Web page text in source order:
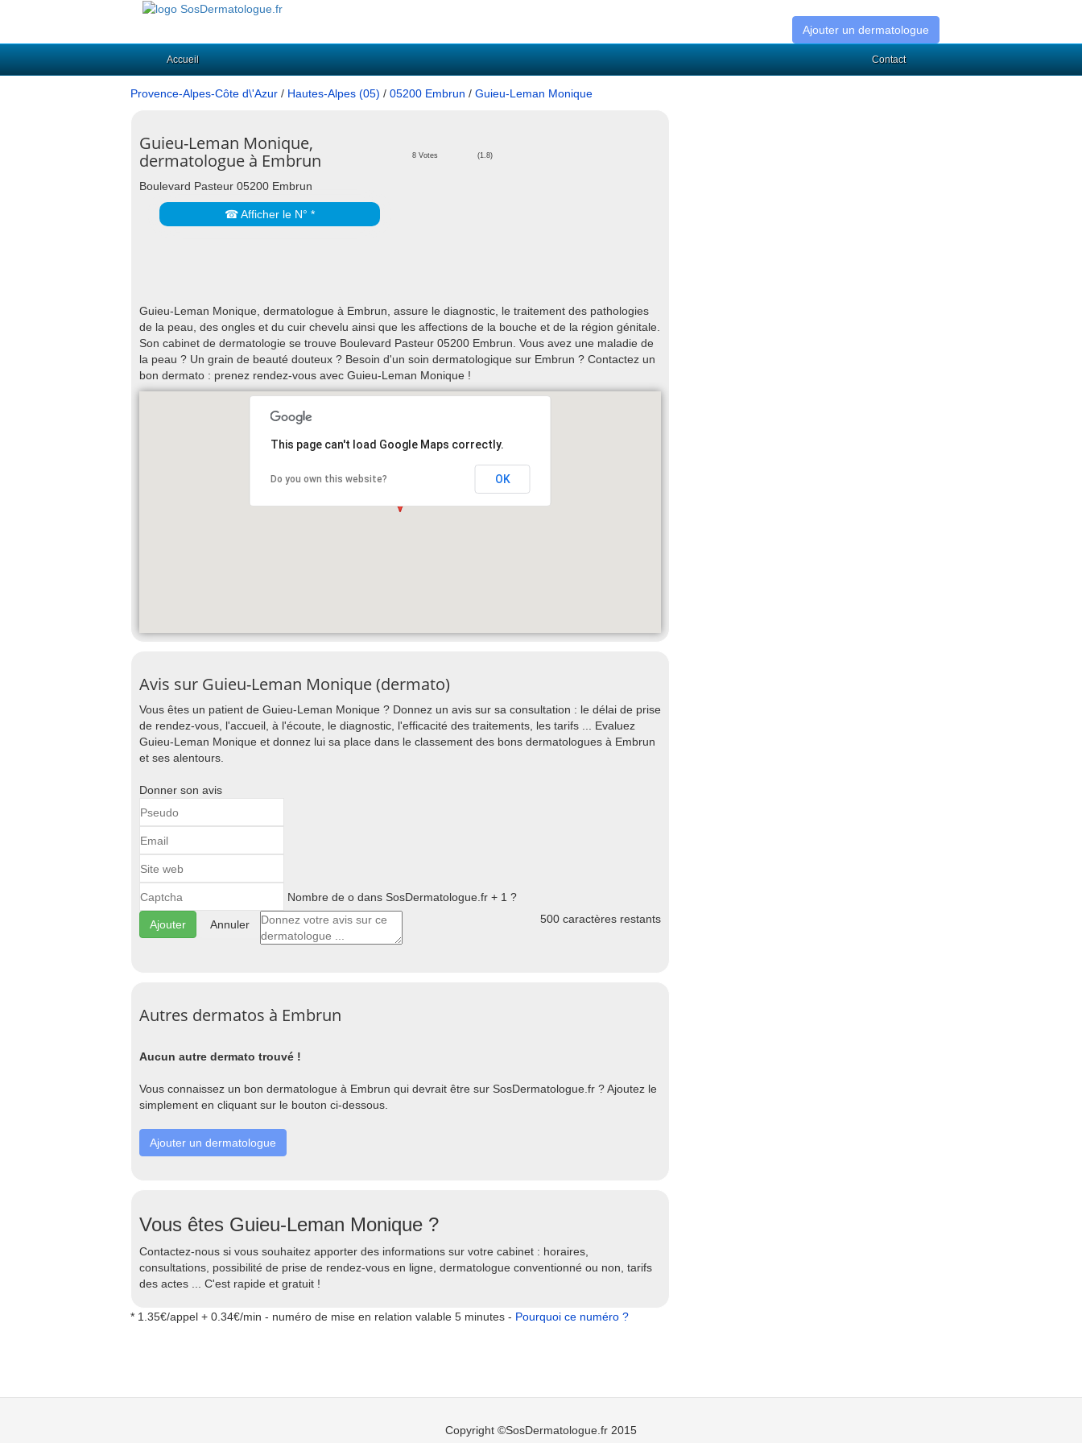
Ajouter un dermatologue
Accueil Contact
Provence-Alpes-Côte d\'Azur / Hautes-Alpes (05) / 05200 Embrun / Guieu-Leman Monique
Guieu-Leman Monique,
dermatologue à Embrun
8 Votes (1.8)
Boulevard Pasteur 05200 Embrun
☎ Afficher le N° *
Guieu-Leman Monique, dermatologue à Embrun, assure le diagnostic, le traitement des pathologies
de la peau, des ongles et du cuir chevelu ainsi que les affections de la bouche et de la région génitale.
Son cabinet de dermatologie se trouve Boulevard Pasteur 05200 Embrun. Vous avez une maladie de
la peau ? Un grain de beauté douteux ? Besoin d'un soin dermatologique sur Embrun ? Contactez un
bon dermato : prenez rendez-vous avec Guieu-Leman Monique !
This page can't load Google Maps correctly.
Do you own this website? OK
Avis sur Guieu-Leman Monique (dermato)
Vous êtes un patient de Guieu-Leman Monique ? Donnez un avis sur sa consultation : le délai de prise
de rendez-vous, l'accueil, à l'écoute, le diagnostic, l'efficacité des traitements, les tarifs ... Evaluez
Guieu-Leman Monique et donnez lui sa place dans le classement des bons dermatologues à Embrun
et ses alentours.
Donner son avis
Nombre de o dans SosDermatologue.fr + 1 ?
Annuler 500 caractères restants
Autres dermatos à Embrun
Aucun autre dermato trouvé !
Vous connaissez un bon dermatologue à Embrun qui devrait être sur SosDermatologue.fr ? Ajoutez le
simplement en cliquant sur le bouton ci-dessous.
Ajouter un dermatologue
Vous êtes Guieu-Leman Monique ?
Contactez-nous si vous souhaitez apporter des informations sur votre cabinet : horaires,
consultations, possibilité de prise de rendez-vous en ligne, dermatologue conventionné ou non, tarifs
des actes ... C'est rapide et gratuit !
* 1.35€/appel + 0.34€/min - numéro de mise en relation valable 5 minutes - Pourquoi ce numéro ?
Copyright ©SosDermatologue.fr 2015